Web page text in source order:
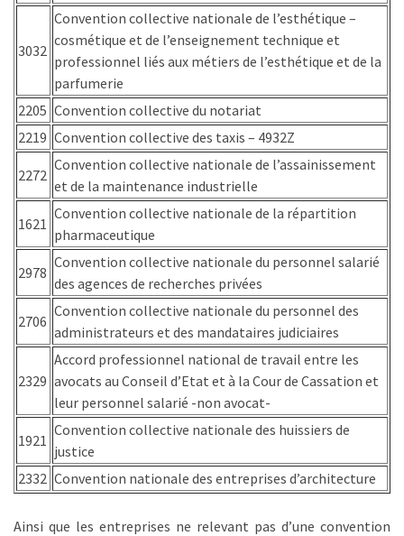
3032
Convention collective nationale de l’esthétique –
cosmétique et de l’enseignement technique et
professionnel liés aux métiers de l’esthétique et de la
parfumerie
2205 Convention collective du notariat
2219 Convention collective des taxis – 4932Z
2272
Convention collective nationale de l’assainissement
et de la maintenance industrielle
1621
Convention collective nationale de la répartition
pharmaceutique
2978
Convention collective nationale du personnel salarié
des agences de recherches privées
2706
Convention collective nationale du personnel des
administrateurs et des mandataires judiciaires
2329
Accord professionnel national de travail entre les
avocats au Conseil d’Etat et à la Cour de Cassation et
leur personnel salarié -non avocat-
1921
Convention collective nationale des huissiers de
justice
2332 Convention nationale des entreprises d’architecture
Ainsi que les entreprises ne relevant pas d’une convention